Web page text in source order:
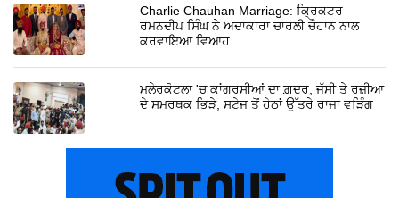
Charlie Chauhan Marriage: ਕ੍ਰਿਕਟਰ
ਰਮਨਦੀਪ ਸਿੰਘ ਨੇ ਅਦਾਕਾਰਾ ਚਾਰਲੀ ਚੌਹਾਨ ਨਾਲ
ਕਰਵਾਇਆ ਵਿਆਹ
ਮਲੇਰਕੋਟਲਾ 'ਚ ਕਾਂਗਰਸੀਆਂ ਦਾ ਗ਼ਦਰ, ਜੱਸੀ ਤੇ ਰਜ਼ੀਆ
ਦੇ ਸਮਰਥਕ ਭਿੜੇ, ਸਟੇਜ ਤੋਂ ਹੇਠਾਂ ਉੱਤਰੇ ਰਾਜਾ ਵੜਿੰਗ